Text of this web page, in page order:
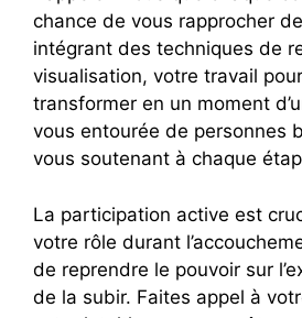
chance de vous rapprocher
intégrant des techniques de
visualisation, votre travail
transformer en un moment
vous entourée de personnes
vous soutenant à chaque
La participation active est
votre rôle durant
de reprendre le pouvoir sur
de la subir. Faites appel à